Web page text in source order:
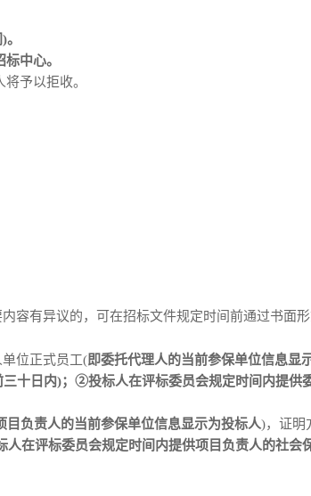
中心。
予以拒收。
容有异议的，可在招标文件规定时间前通过书面
位正式员工(即委托代理人的当前参保单位信息显
三十日 内)；②投标人在评标委员会规定时间内提供
目 负责人的当前参保单位信息显示为投标人)， 证明
人在评标委员会规定时间内提供项目负责人的社会